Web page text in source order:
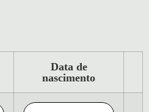
Data de
nascimento